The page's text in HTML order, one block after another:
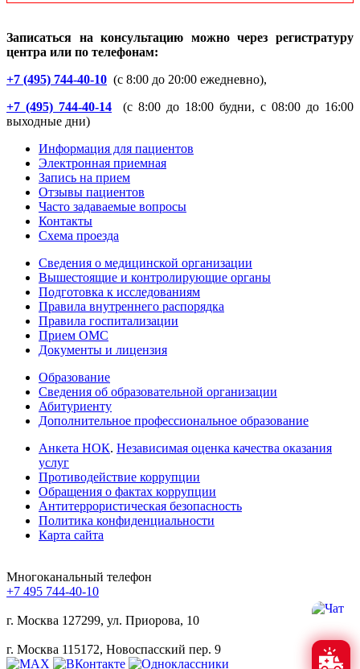
Записаться на консультацию можно через регистратуру
центра или по телефонам:
+7 (495) 744-40-10 (с 8:00 до 20:00 ежедневно),
+7 (495) 744-40-14
(с 8:00 до 18:00 будни, с 08:00 до 16:00
выходные дни)
Информация для пациентов
Электронная приемная
Запись на прием
Отзывы пациентов
Часто задаваемые вопросы
Контакты
Схема проезда
Сведения о медицинской организации
Вышестоящие и контролирующие органы
Подготовка к исследованиям
Правила внутреннего распорядка
Правила госпитализации
Прием ОМС
Документы и лицензия
Образование
Сведения об образовательной организации
Абитуриенту
Дополнительное профессиональное образование
Анкета НОК. Независимая оценка качества оказания
услуг
Противодействие коррупции
Обращения о фактах коррупции
Антитеррористическая безопасность
Политика конфиденциальности
Карта сайта
Многоканальный телефон
+7 495 744-40-10
г. Москва 127299, ул. Приорова, 10
г. Москва 115172, Новоспасский пер. 9